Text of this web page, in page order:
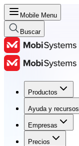
Mobile Menu
Buscar
Productos
Ayuda y recursos
Empresas
Precios
Productos
Ayuda y recursos
Empresas
Precios